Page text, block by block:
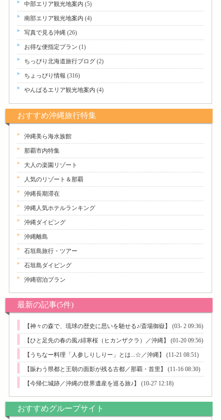
中部エリア観光地案内 (5)
南部エリア観光地案内 (4)
写真で見る沖縄 (26)
お得な便指定プラン (1)
ちっぴり北海道旅行ブログ (2)
ちょっぴり情報 (316)
やんばるエリア観光地案内 (4)
おすすめ沖縄旅行特集
沖縄美ら海水族館
那覇市内特集
大人の楽園リゾート
人気のリゾート＆那覇
沖縄長期滞在
沖縄人気ホテルランキング
沖縄ダイビング
沖縄離島
石垣島旅行・ツアー
石垣島ダイビング
沖縄宿泊プラン
最新の記事(5件)
【神々の森で、琉球の歴史に思いを馳せる♪/斎場御嶽】 (03- 2 09:36)
【ひと足先の春の風♪緋寒桜（ヒカンザクラ）／沖縄】 (01-20 09:56)
【うちなー料理「人参しりしりー」とは...☆／沖縄】 (11-21 08:51)
【賑わう県都と王朝の面影が残る古都／那覇・首里】 (11-16 08:30)
【今帰仁城跡／沖縄の世界遺産を巡る旅♪】 (10-27 12:18)
おすすめグループサイト